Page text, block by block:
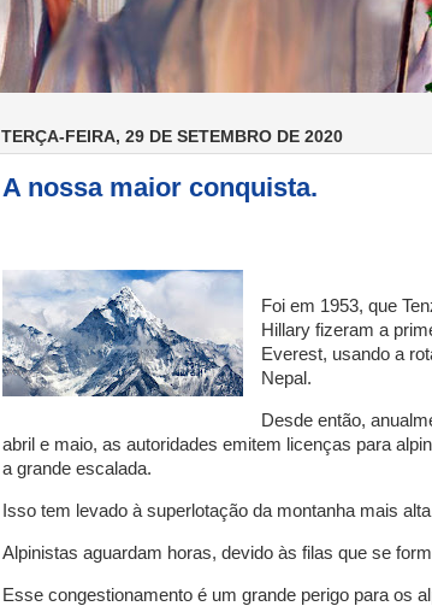
TERÇA-FEIRA, 29 DE SETEMBRO DE 2020
A nossa maior conquista.
Foi em 1953, que
Hillary fizeram a
Everest, usando a
Nepal.
Desde então,
abril e maio, as autoridades emitem licenças para
a grande escalada.
Isso tem levado à superlotação da montanha mais
Alpinistas aguardam horas, devido às filas que se
Esse congestionamento é um grande perigo para os